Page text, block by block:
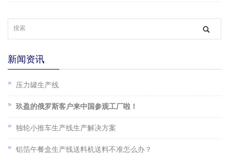
新闻资讯
压力罐生产线
玖盈的俄罗斯客户来中国参观工厂啦！
独轮小推车生产线生产解决方案
铝箔午餐盒生产线送料机送料不准怎么办？